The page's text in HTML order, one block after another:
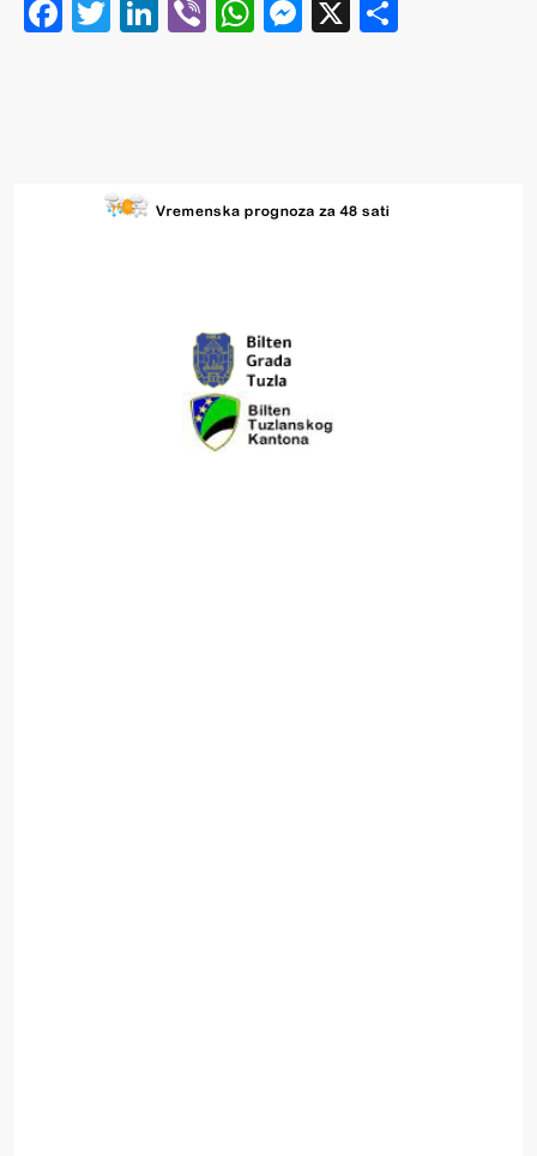
Facebook
Twitter
LinkedIn
ViberWhatsApp
Messenger
X